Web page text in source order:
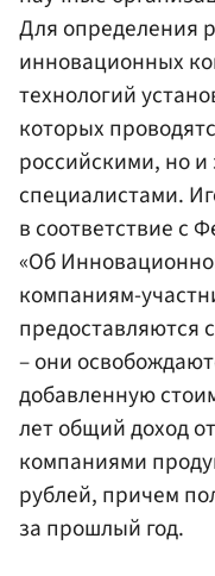
Для определения
инновационных
технологий
которых
российскими, но
специалистами.
в соответствие с
«Об
компаниям-
предоставляются
– они
добавленную
лет общий доход
компаниями
рублей, причем
за прошлый год.